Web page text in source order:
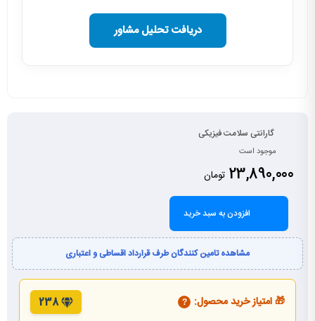
دریافت تحلیل مشاور
گارانتی سلامت فیزیکی
موجود است
23,890,000 تومان
افزودن به سبد خرید
مشاهده تامین کنندگان طرف قرارداد اقساطی و اعتباری
🎁 امتیاز خرید محصول: ?
238